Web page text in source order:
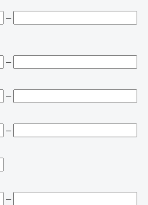
–
–
–
–
–